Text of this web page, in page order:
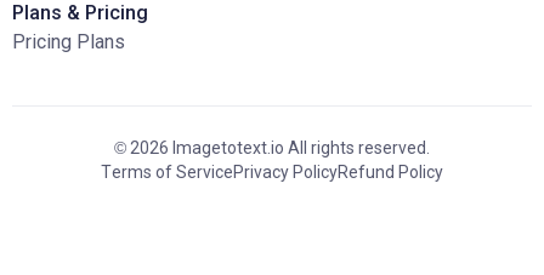
Plans & Pricing
Pricing Plans
© 2026 Imagetotext.io All rights reserved.
Terms of ServicePrivacy PolicyRefund Policy